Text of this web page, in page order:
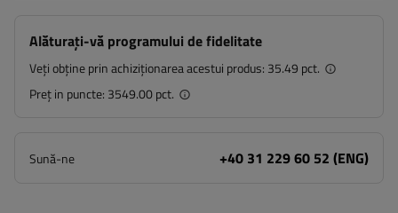
Alăturați-vă programului de fidelitate
Veți obține prin achiziționarea acestui produs: 35.49 pct.
Preț in puncte: 3549.00 pct.
Sună-ne +40 31 229 60 52 (ENG)